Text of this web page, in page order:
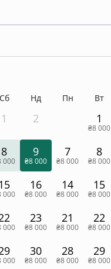
Сб Нд
1 2
8
000
9
₴8 000
15
000
16
₴8 000
000
23
₴8 000
000
30
₴8 000
Пн Вт
1
₴8 000
7
₴8 000
8
₴8 000
14
₴8 000
15
₴8 000
21
₴8 000
22
₴8 000
28
₴8 000
29
₴8 000